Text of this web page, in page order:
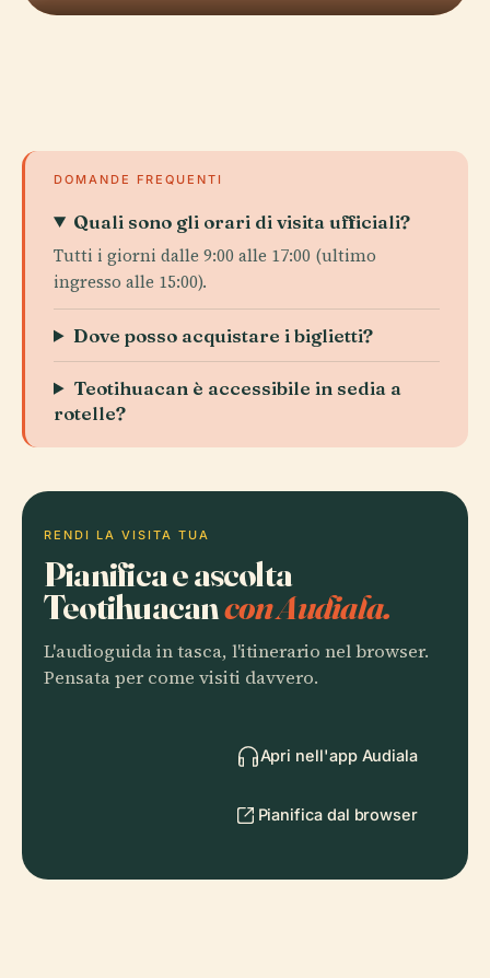
DOMANDE FREQUENTI
Quali sono gli orari di visita ufficiali?
Tutti i giorni dalle 9:00 alle 17:00 (ultimo
ingresso alle 15:00).
Dove posso acquistare i biglietti?
Teotihuacan è accessibile in sedia a
rotelle?
RENDI LA VISITA TUA
Pianifica e ascolta
Teotihuacancon Audiala.
L'audioguida in tasca, l'itinerario nel browser.
Pensata per come visiti davvero.
Apri nell'app Audiala
Pianifica dal browser